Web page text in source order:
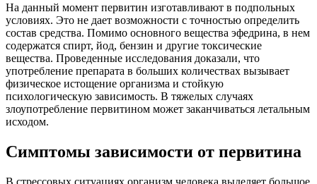
На данный момент первитин изготавливают в подпольных
условиях. Это не дает возможности с точностью определить
состав средства. Помимо основного вещества эфедрина, в нем
содержатся спирт, йод, бензин и другие токсические
вещества. Проведенные исследования доказали, что
употребление препарата в больших количествах вызывает
физическое истощение организма и стойкую
психологическую зависимость. В тяжелых случаях
злоупотребление первитином может заканчиваться летальным
исходом.
Симптомы зависимости от первитина
В стрессовых ситуациях организм человека выделяет большое